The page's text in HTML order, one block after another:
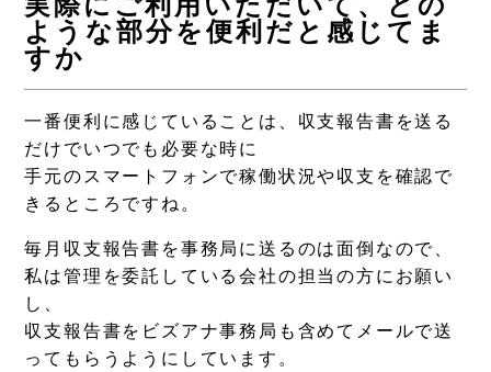
ような部分を便利だと感じてま
すか
一番便利に感じていることは、収支報告書を送る
だけでいつでも必要な時に
手元のスマートフォンで稼働状況や収支を確認で
きるところですね。
毎月収支報告書を事務局に送るのは面倒なので、
私は管理を委託している会社の担当の方にお願い
し、
収支報告書をビズアナ事務局も含めてメールで送
ってもらうようにしています。